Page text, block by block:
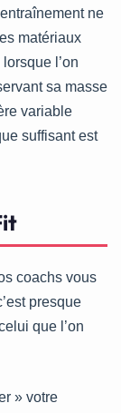
ne
matériaux
l’on
sa masse
variable
suffisant est
coachs vous
presque
que l’on
» votre